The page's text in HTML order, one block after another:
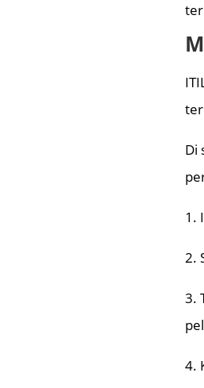
Di
1.
2.
3.
4.